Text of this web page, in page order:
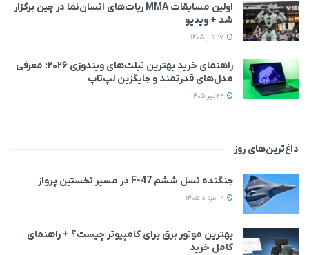
اولین مسابقات MMA ربات‌های انسان‌نما در چین برگزار
شد + ویدیو
راهنمای خرید بهترین تبلت‌های ویندوزی ۲۰۲۶؛ معرفی
مدل‌های قدرتمند و جایگزین لپ‌تاپ
داغ‌ترین‌های روز
جنگنده نسل ششم F-47 در مسیر نخستین پرواز
بهترین موتور برق برای کامپیوتر چیست؟ + راهنمای
کامل خرید